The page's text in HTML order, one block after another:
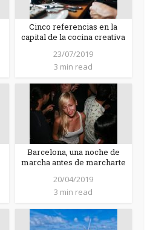
Cinco referencias en la
capital de la cocina creativa
23/07/2019
3 min read
Barcelona, una noche de
marcha antes de marcharte
20/04/2019
3 min read